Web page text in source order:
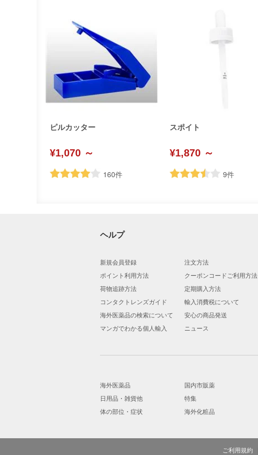
ピルカッター
¥1,070 ～
160件
スポイト
¥1,870 ～
9件
ヘルプ
新規会員登録 注文方法
ポイント利用方法
クーポンコードご利用方法
荷物追跡方法
定期購入方法
コンタクトレンズガイド
輸入消費税について
海外医薬品の検索について
安心の商品発送
マンガでわかる個人輸入
ニュース
海外医薬品 国内市販薬
日用品・雑貨他
特集
体の部位・症状
海外化粧品
ご利用規約